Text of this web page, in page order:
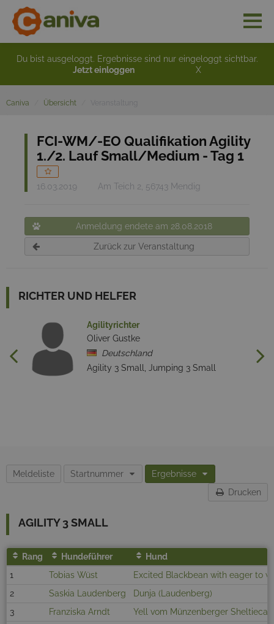
Du bist ausgeloggt. Ergebnisse sind nur eingeloggt sichtbar.
Jetzt einloggen
X
Caniva Übersicht
FCI-WM/-EO Qualifikation Agility
1./2. Lauf Small/Medium - Tag 1
16.03.2019 Am Teich 2, 56743 Mendig
Anmeldung endete am 28.08.2018
Zurück zur Veranstaltung
RICHTER UND HELFER
Agilityrichter
Oliver Gustke
Deutschland
Agility 3 Small, Jumping 3 Small
Meldeliste Startnummer
Ergebnisse
Drucken
AGILITY 3 SMALL
Rang Hundeführer
Hund
1
Tobias Wüst
Excited Blackbean with eager to
2
Saskia Laudenberg
Dunja (Laudenberg)
3
Franziska Arndt
Yell vom Münzenberger